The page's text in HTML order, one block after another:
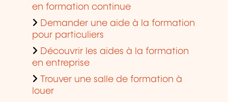
en formation continue
Demander une aide à la formation
pour particuliers
Découvrir les aides à la formation
en entreprise
Trouver une salle de formation à
louer